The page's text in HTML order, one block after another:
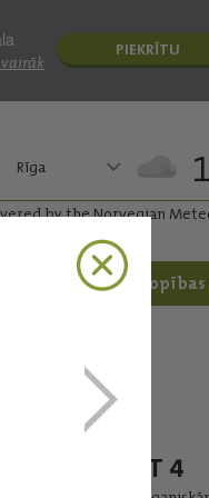
PIEKRĪTU
Rīga
by the Norvegian
FOR CUT 4